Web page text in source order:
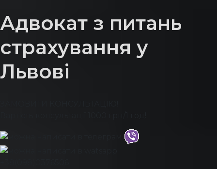
Адвокат з питань
страхування у
Львові